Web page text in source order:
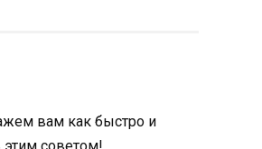
вам как быстро и